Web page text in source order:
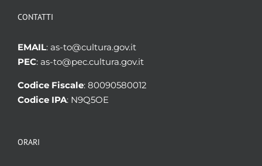
CONTATTI
EMAIL: as-to@cultura.gov.it
PEC: as-to@pec.cultura.gov.it
Codice Fiscale: 80090580012
Codice IPA: N9Q5OE
ORARI